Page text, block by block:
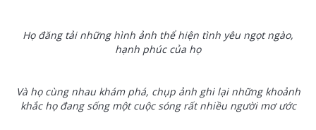
Họ đăng tải những hình ảnh thể hiện tình yêu ngọt ngào,
hạnh phúc của họ
Và họ cùng nhau khám phá, chụp ảnh ghi lại những khoảnh
khắc họ đang sống một cuộc sóng rất nhiều người mơ ước